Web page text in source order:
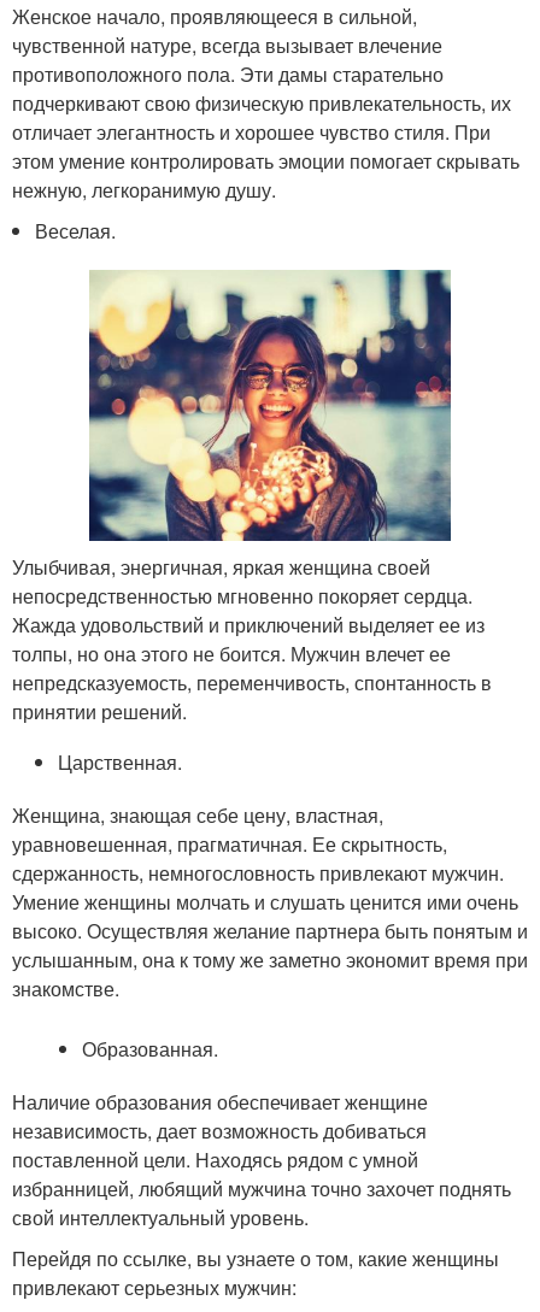
Женское начало, проявляющееся в сильной,
чувственной натуре, всегда вызывает влечение
противоположного пола. Эти дамы старательно
подчеркивают свою физическую привлекательность, их
отличает элегантность и хорошее чувство стиля. При
этом умение контролировать эмоции помогает скрывать
нежную, легкоранимую душу.
Веселая.
Улыбчивая, энергичная, яркая женщина своей
непосредственностью мгновенно покоряет сердца.
Жажда удовольствий и приключений выделяет ее из
толпы, но она этого не боится. Мужчин влечет ее
непредсказуемость, переменчивость, спонтанность в
принятии решений.
Царственная.
Женщина, знающая себе цену, властная,
уравновешенная, прагматичная. Ее скрытность,
сдержанность, немногословность привлекают мужчин.
Умение женщины молчать и слушать ценится ими очень
высоко. Осуществляя желание партнера быть понятым и
услышанным, она к тому же заметно экономит время при
знакомстве.
Образованная.
Наличие образования обеспечивает женщине
независимость, дает возможность добиваться
поставленной цели. Находясь рядом с умной
избранницей, любящий мужчина точно захочет поднять
свой интеллектуальный уровень.
Перейдя по ссылке, вы узнаете о том, какие женщины
привлекают серьезных мужчин: